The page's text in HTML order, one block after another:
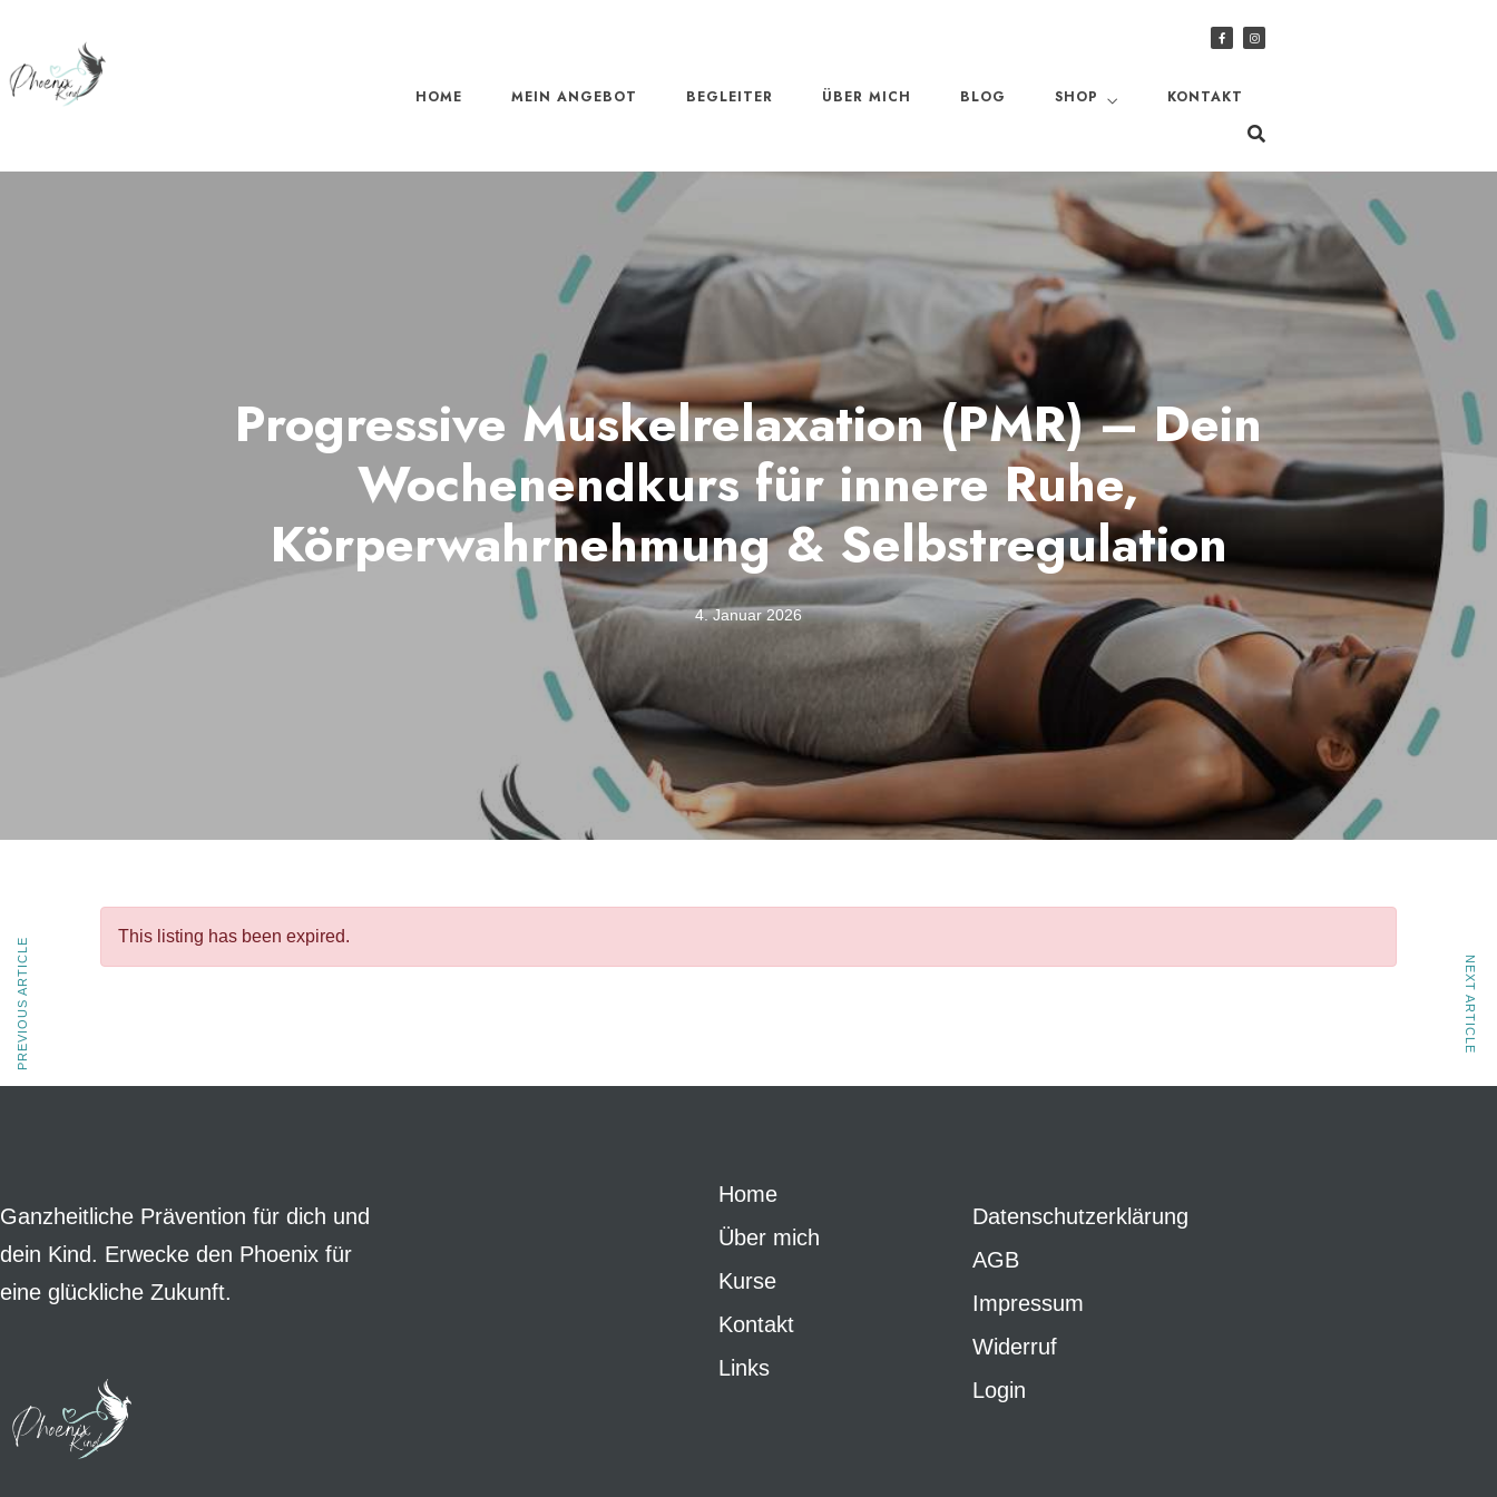
HOME MEIN ANGEBOT BEGLEITER ÜBER MICH BLOG SHOP KONTAKT
Progressive Muskelrelaxation (PMR) – Dein
Wochenendkurs für innere Ruhe,
Körperwahrnehmung & Selbstregulation
4. Januar 2026
This listing has been expired.
PREVIOUS ARTICLE NEXT ARTICLE
Ganzheitliche Prävention für dich und
dein Kind. Erwecke den Phoenix für
eine glückliche Zukunft.
Home
Über mich
Kurse
Kontakt
Links
Datenschutzerklärung
AGB
Impressum
Widerruf
Login